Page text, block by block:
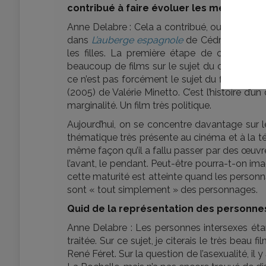
contribué à faire évoluer les mentalités ?
Anne Delabre : Cela a contribué, oui. La
dans L’auberge espagnolede Cédric
les filles. La première étape de cette
beaucoup de films sur le sujet du coming
ce n’est pas forcément le sujet du film. L’un
(2005) de Valérie Minetto. C’est l’histoire
marginalité. Un film très politique.
Aujourd’hui, on se concentre davantage sur
thématique très présente au cinéma et à la
même façon qu’il a fallu passer par des
l’avant, le pendant. Peut-être pourra-t-on
cette maturité est atteinte quand les
sont « tout simplement » des personnages.
Quid de la représentation des
Anne Delabre : Les personnes intersexes
traitée. Sur ce sujet, je citerais le très beau
René Féret. Sur la question de l’asexualité, il